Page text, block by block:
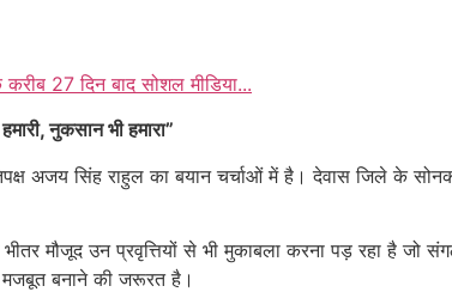
27 दिन बाद सोशल मीडिया...
नुकसान भी हमारा”
अजय सिंह राहुल का बयान चर्चाओं में है। देवास जिले के
मौजूद उन प्रवृत्तियों से भी मुकाबला करना पड़ रहा है जो
बनाने की जरूरत है।